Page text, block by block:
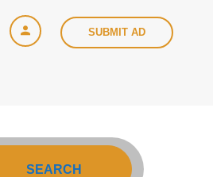
SUBMIT AD
SEARCH